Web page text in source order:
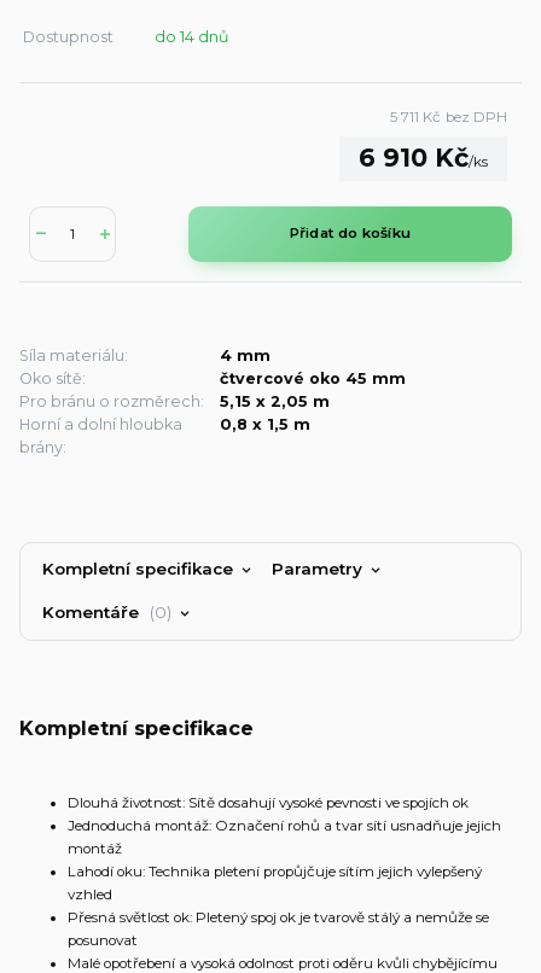
Dostupnost do 14 dnů
6 910 Kč/ks
5 711 Kč bez DPH
Přidat do košíku
Síla materiálu:
4 mm
Oko sítě:
čtvercové oko 45 mm
Pro bránu o rozměrech:
5,15 x 2,05 m
Horní a dolní hloubka
brány:
0,8 x 1,5 m
Kompletní specifikace Parametry
Komentáře 0
Kompletní specifikace
Dlouhá životnost: Sítě dosahují vysoké pevnosti ve spojích ok
Jednoduchá montáž: Označení rohů a tvar sítí usnadňuje jejich
montáž
Lahodí oku: Technika pletení propůjčuje sítím jejich vylepšený
vzhled
Přesná světlost ok: Pletený spoj ok je tvarově stálý a nemůže se
posunovat
Malé opotřebení a vysoká odolnost proti oděru kvůli chybějícímu